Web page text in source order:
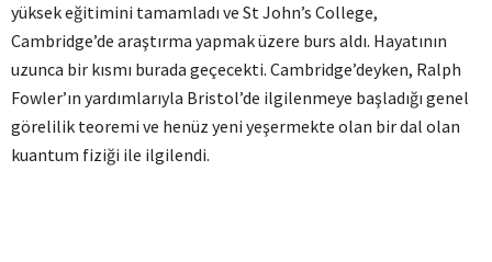
yüksek eğitimini tamamladı ve St John’s College,
Cambridge’de araştırma yapmak üzere burs aldı. Hayatının
uzunca bir kısmı burada geçecekti. Cambridge’deyken, Ralph
Fowler’ın yardımlarıyla Bristol’de ilgilenmeye başladığı genel
görelilik teoremi ve henüz yeni yeşermekte olan bir dal olan
kuantum fiziği ile ilgilendi.